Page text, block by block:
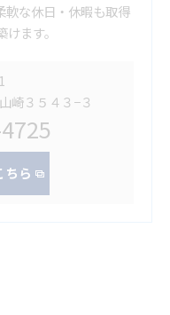
軟な休日・休暇も取得
ます。
崎３５４３−３
ちら